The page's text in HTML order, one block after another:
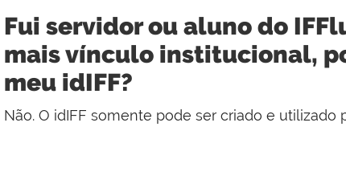
Fui servidor ou aluno do
mais vínculo institucional,
meu idIFF?
Não. O idIFF somente pode ser criado e